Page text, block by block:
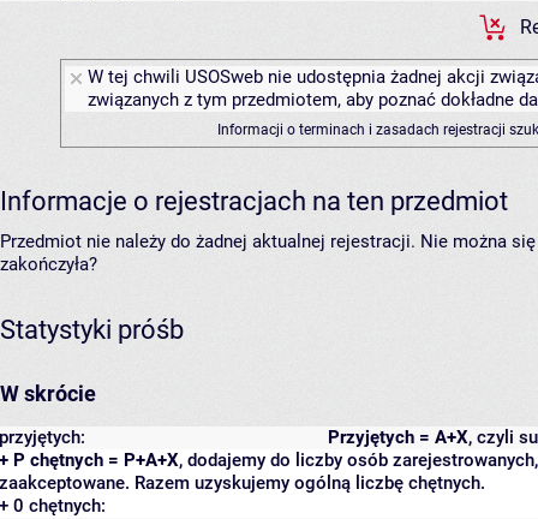
W tej chwili USOSweb nie udostępnia żadnej akcji
związanych z tym przedmiotem, aby poznać dokładne
Informacji o terminach i zasadach rejestracji
Informacje o rejestracjach na ten przedmiot
Przedmiot nie należy do żadnej aktualnej rejestracji. Nie można
zakończyła?
Statystyki próśb
W skrócie
Przyjętych = A+X, czyli
przyjętych:
+ P chętnych = P+A+X, dodajemy do liczby osób
zaakceptowane. Razem uzyskujemy ogólną liczbę chętnych.
+ 0 chętnych: